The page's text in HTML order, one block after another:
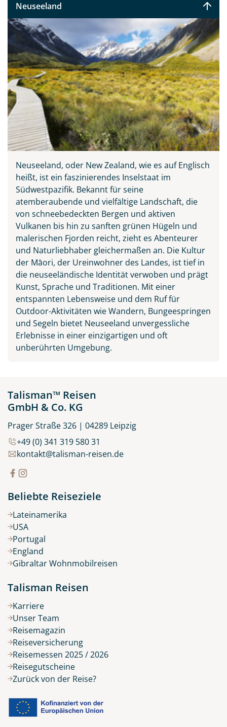
Aoraki/Mount-Cook-
© Fei - stock.adobe.com
Neuseeland
Neuseeland, oder New Zealand, wie es auf Englisch
heißt, ist ein faszinierendes Inselstaat im
Südwestpazifik. Bekannt für seine
atemberaubende und vielfältige Landschaft, die
von schneebedeckten Bergen und aktiven
Vulkanen bis hin zu sanften grünen Hügeln und
malerischen Fjorden reicht, zieht es Abenteurer
und Naturliebhaber gleichermaßen an. Die Kultur
der Māori, der Ureinwohner des Landes, ist tief in
die neuseeländische Identität verwoben und prägt
Kunst, Sprache und Traditionen. Mit einer
entspannten Lebensweise und dem Ruf für
Outdoor-Aktivitäten wie Wandern, Bungeespringen
und Segeln bietet Neuseeland unvergessliche
Erlebnisse in einer einzigartigen und oft
unberührten Umgebung.
Talisman™ Reisen
GmbH & Co. KG
Prager Straße 326 | 04289 Leipzig
+49 (0) 341 319 580 31
kontakt@talisman-reisen.de
Beliebte Reiseziele
Lateinamerika
USA
Portugal
England
Gibraltar Wohnmobilreisen
Talisman Reisen
Karriere
Unser Team
Reisemagazin
Reiseversicherung
Reisemessen 2025 / 2026
Reisegutscheine
Zurück von der Reise?